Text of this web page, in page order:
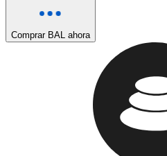
Comprar BAL ahora